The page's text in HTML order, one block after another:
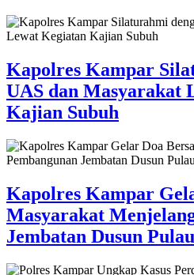
Kapolres Kampar
UAS dan Masyarakat
Kajian Subuh
Kapolres Kampar
Masyarakat
Jembatan Dusun